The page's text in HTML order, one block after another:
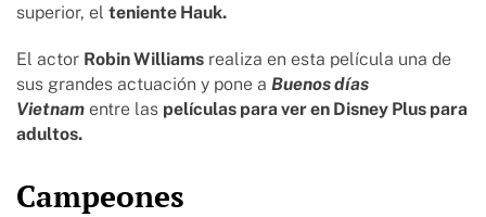
superior, el teniente Hauk.
El actor Robin Williams realiza en esta película una de
sus grandes actuación y pone a Buenos días
Vietnam entre las películas para ver en Disney Plus para
adultos.
Campeones